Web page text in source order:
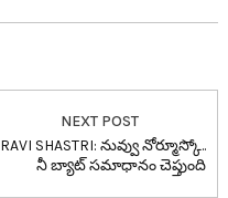
NEXT POST
RAVI SHASTRI: నువ్వు నోర్మూస్కో..
నీ బ్యాట్ స‌మాధానం చెప్తుంది